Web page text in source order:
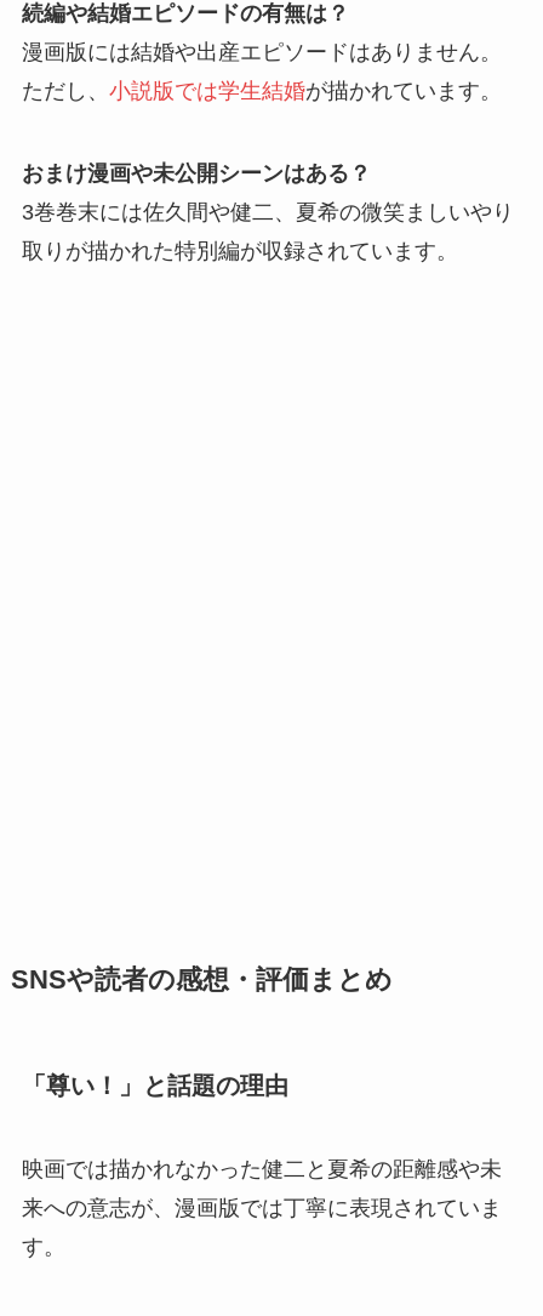
続編や結婚エピソードの有無は？
漫画版には結婚や出産エピソードはありません。
ただし、 小説版では学生結婚が描かれています。
おまけ漫画や未公開シーンはある？
3巻巻末には佐久間や健二、夏希の微笑ましいやり
取りが描かれた特別編が収録されています。
SNSや読者の感想・評価まとめ
「尊い！」と話題の理由
映画では描かれなかった健二と夏希の距離感や未
来への意志が、漫画版では丁寧に表現されていま
す。